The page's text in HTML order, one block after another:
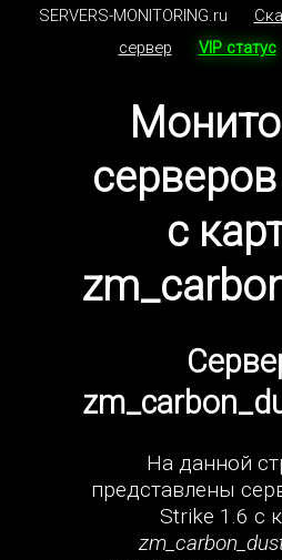
SERVERS-MONITORING.ru
сервер
VIP статус
с
На данной
представлены
Strike 1.6 с